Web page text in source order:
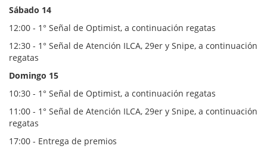
Sábado 14
12:00 - 1° Señal de Optimist, a continuación regatas
12:30 - 1° Señal de Atención ILCA, 29er y Snipe, a continuación
regatas
Domingo 15
10:30 - 1° Señal de Optimist, a continuación regatas
11:00 - 1° Señal de Atención ILCA, 29er y Snipe, a continuación
regatas
17:00 - Entrega de premios